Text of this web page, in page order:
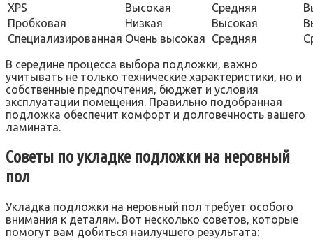
XPS Высокая Средняя
Пробковая
Низкая Высокая
Специализированная Очень высокая Средняя
В середине процесса выбора подложки‚ важно
учитывать не только технические характеристики‚ но и
собственные предпочтения‚ бюджет и условия
эксплуатации помещения. Правильно подобранная
подложка обеспечит комфорт и долговечность вашего
ламината.
Советы по укладке подложки на неровный
пол
Укладка подложки на неровный пол требует особого
внимания к деталям. Вот несколько советов‚ которые
помогут вам добиться наилучшего результата: